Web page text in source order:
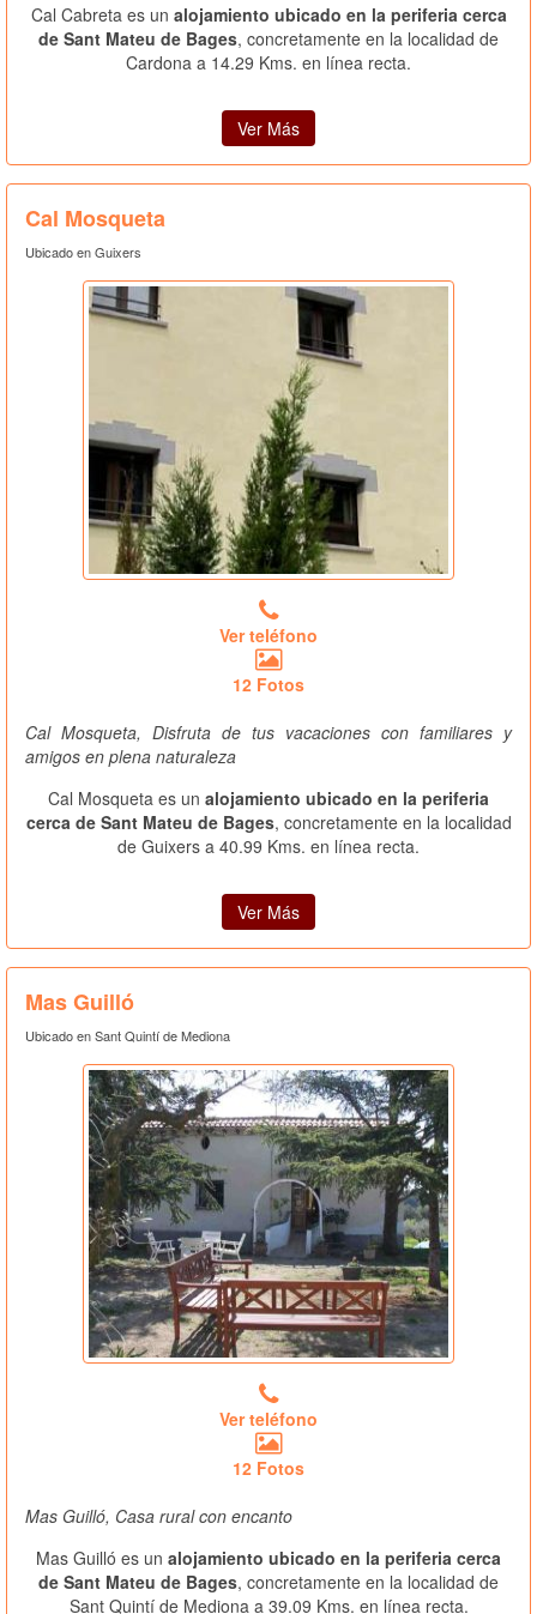
Cal Cabreta es un alojamiento ubicado en la periferia cerca
de Sant Mateu de Bages, concretamente en la localidad de
Cardona a 14.29 Kms. en línea recta.
Ver Más
Cal Mosqueta
Ubicado en Guixers
Ver teléfono
12 Fotos
Cal Mosqueta, Disfruta de tus vacaciones con familiares y
amigos en plena naturaleza
Cal Mosqueta es un alojamiento ubicado en la periferia
cerca de Sant Mateu de Bages, concretamente en la localidad
de Guixers a 40.99 Kms. en línea recta.
Ver Más
Mas Guilló
Ubicado en Sant Quintí de Mediona
Ver teléfono
12 Fotos
Mas Guilló, Casa rural con encanto
Mas Guilló es un alojamiento ubicado en la periferia cerca
de Sant Mateu de Bages, concretamente en la localidad de
Sant Quintí de Mediona a 39.09 Kms. en línea recta.